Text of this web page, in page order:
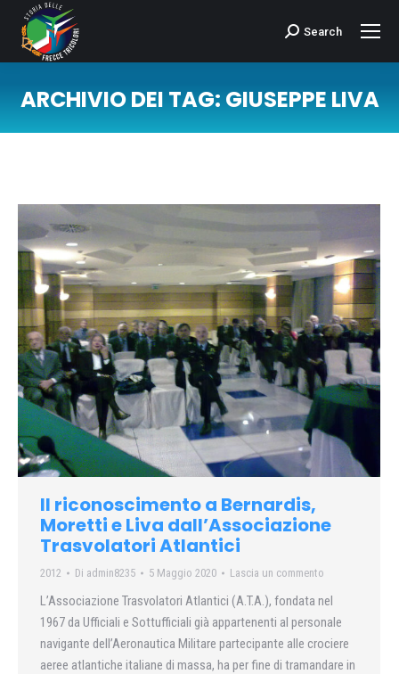
Cerca:Search
ARCHIVIO DEI TAG:GIUSEPPE LIVA
Il riconoscimento a Bernardis,
Moretti e Liva dall’Associazione
Trasvolatori Atlantici
2012 Di admin8235 5 Maggio 2020 Lascia un commento
L’Associazione Trasvolatori Atlantici (A.T.A.), fondata nel
1967 da Ufficiali e Sottufficiali già appartenenti al personale
navigante dell’Aeronautica Militare partecipante alle crociere
aeree atlantiche italiane di massa, ha per fine di tramandare in